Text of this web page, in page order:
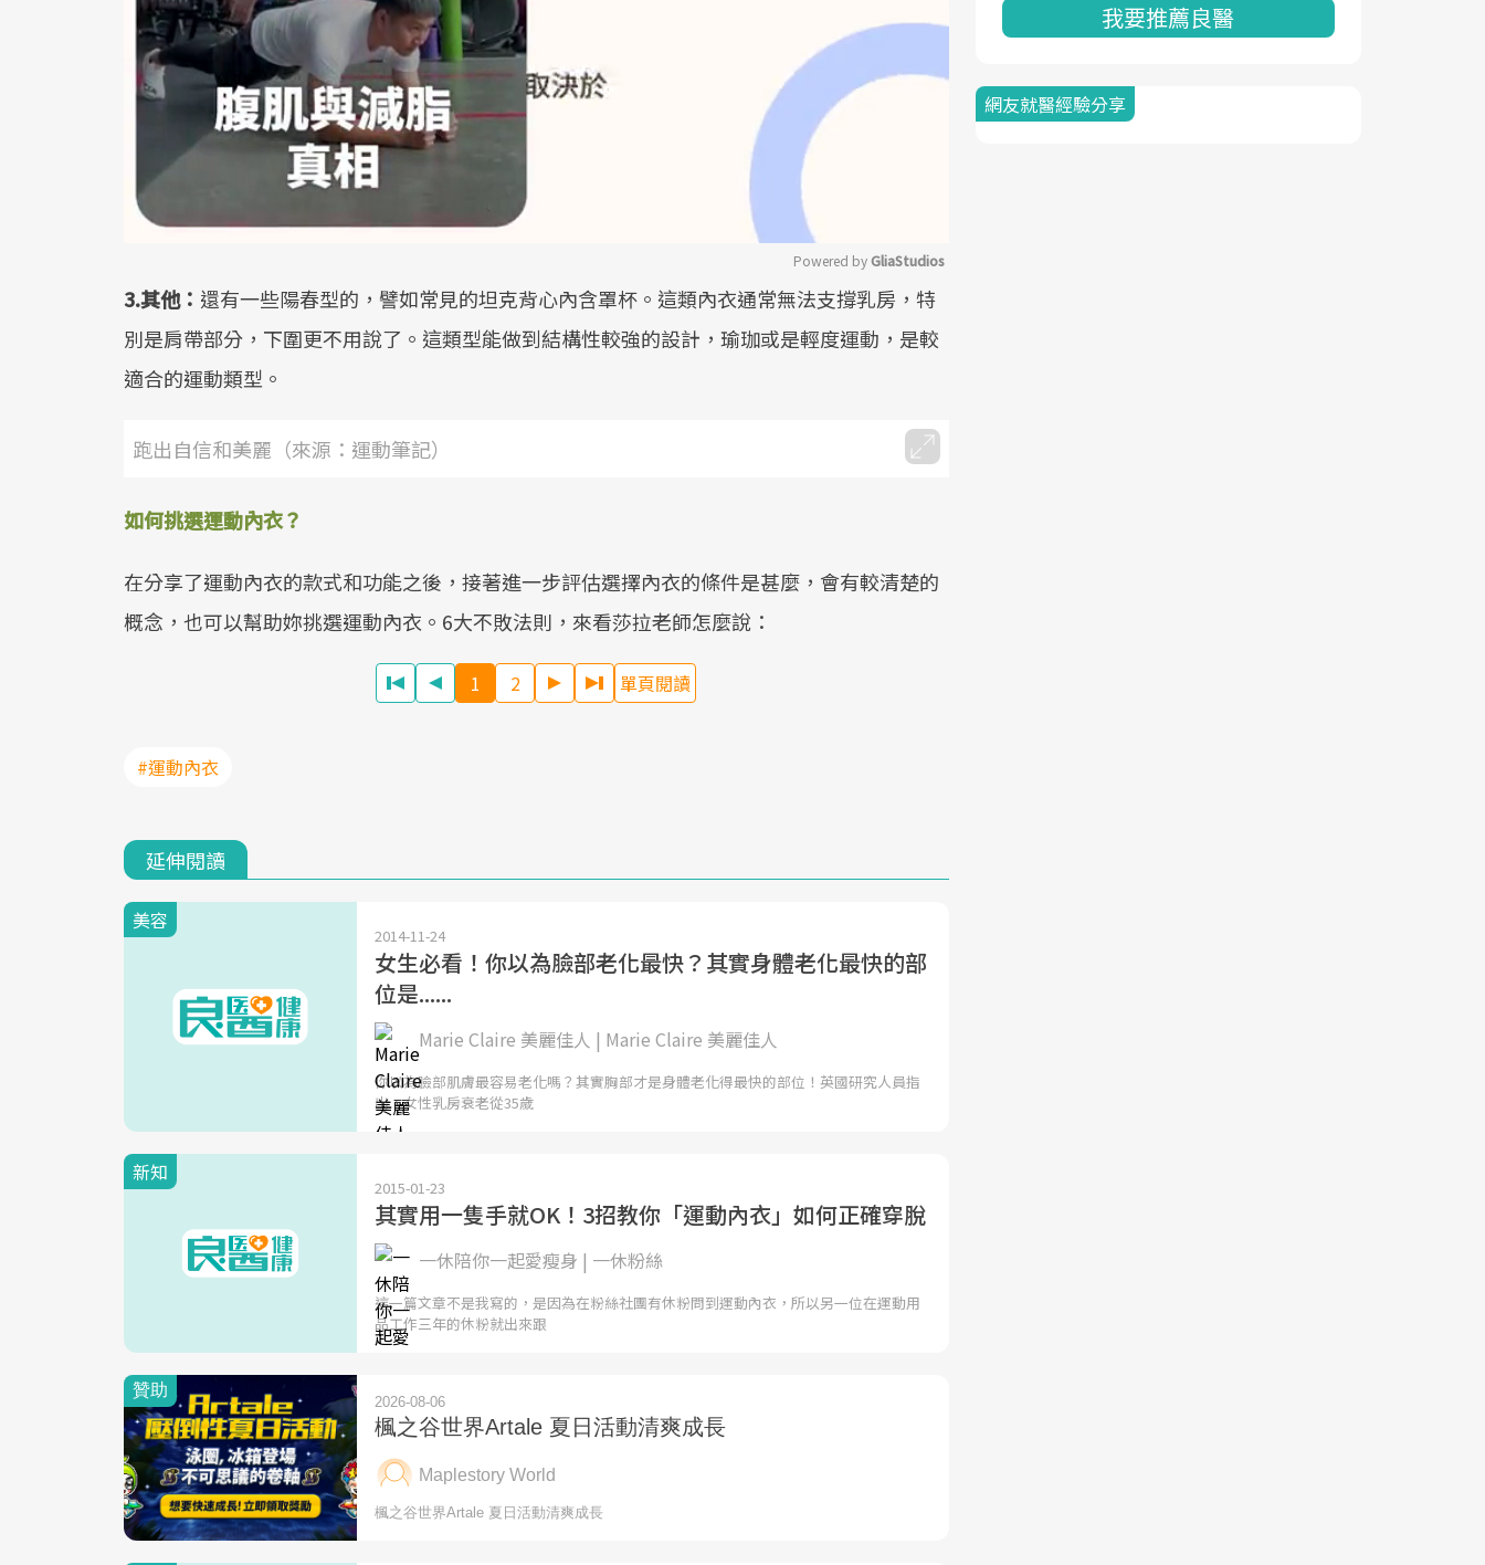
Mute
Powered by GliaStudios
3.其他： 還有一些陽春型的，譬如常見的坦克背心內含罩杯。這類內衣通常無法支撐乳房，特
別是肩帶部分，下圍更不用說了。這類型能做到結構性較強的設計，瑜珈或是輕度運動，是較
適合的運動類型。
跑出自信和美麗（來源：運動筆記）
如何挑選運動內衣？
在分享了運動內衣的款式和功能之後，接著進一步評估選擇內衣的條件是甚麼，會有較清楚的
概念，也可以幫助妳挑選運動內衣。6大不敗法則，來看莎拉老師怎麼說：
1 2 單頁閱讀
#運動內衣
延伸閱讀
美容
2014-11-24
女生必看！你以為臉部老化最快？其實身體老化最快的部
位是......
Marie Claire 美麗佳人 | Marie Claire 美麗佳人
你以為臉部肌膚最容易老化嗎？其實胸部才是身體老化得最快的部位！英國研究人員指
出，女性乳房衰老從35歲
新知
2015-01-23
其實用一隻手就OK！3招教你「運動內衣」如何正確穿脫
一休陪你一起愛瘦身 | 一休粉絲
這一篇文章不是我寫的，是因為在粉絲社團有休粉問到運動內衣，所以另一位在運動用
品工作三年的休粉就出來跟
我要推薦良醫
網友就醫經驗分享